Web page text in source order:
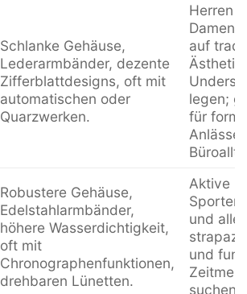
Schlanke Gehäuse,
Lederarmbänder, dezente
Zifferblattdesigns, oft mit
automatischen oder
Quarzwerken.
Herren
Damen,
auf
Ästhetik
legen;
für
Anlässe
Robustere Gehäuse,
Edelstahlarmbänder,
höhere Wasserdichtigkeit,
oft mit
Chronographenfunktionen,
drehbaren Lünetten.
Aktive
und
und
suchen.